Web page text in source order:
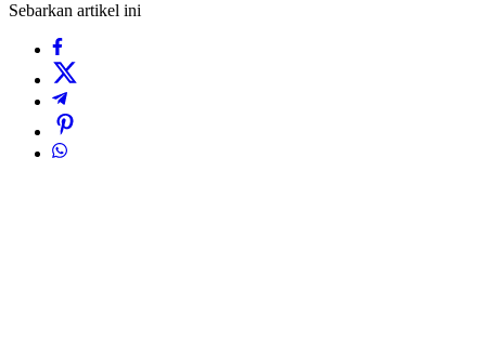
Sebarkan artikel ini